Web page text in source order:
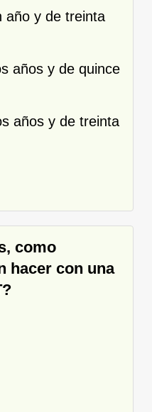
año y de treinta
años y de quince
años y de treinta
como
hacer con una